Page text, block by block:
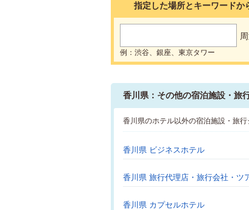
指定した場所とキーワードか
例：渋谷、銀座、東京タワー
香川県：その他の宿泊施設・旅
香川県のホテル以外の宿泊施設・旅
香川県 ビジネスホテル
香川県 旅行代理店・旅行会社・ツ
香川県 カプセルホテル